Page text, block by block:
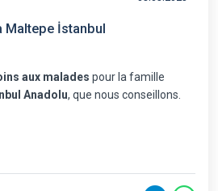
Maltepe İstanbul
aux malades pour la famille
Anadolu, que nous conseillons.